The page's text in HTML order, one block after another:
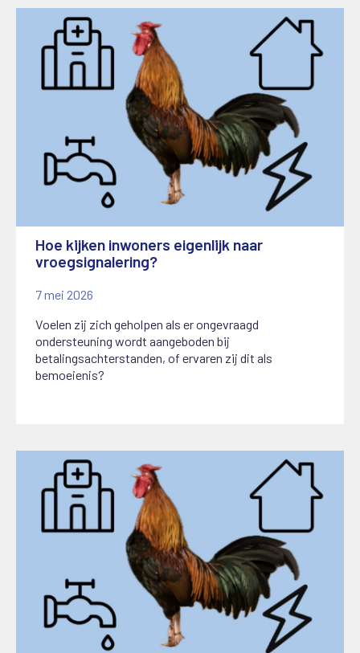
Hoe kijken inwoners eigenlijk naar
vroegsignalering?
7 mei 2026
Voelen zij zich geholpen als er ongevraagd
ondersteuning wordt aangeboden bij
betalingsachterstanden, of ervaren zij dit als
bemoeienis?